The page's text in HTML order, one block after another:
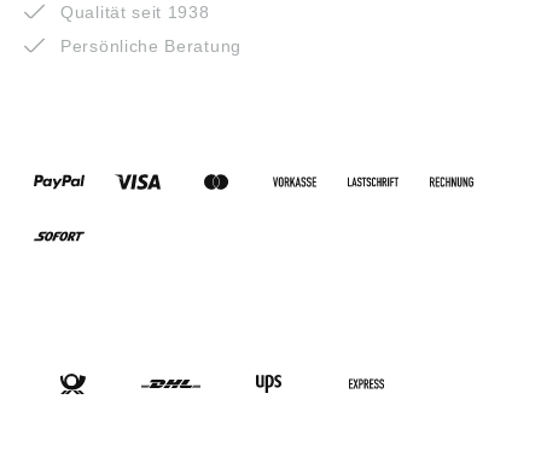
Qualität seit 1938
Persönliche Beratung